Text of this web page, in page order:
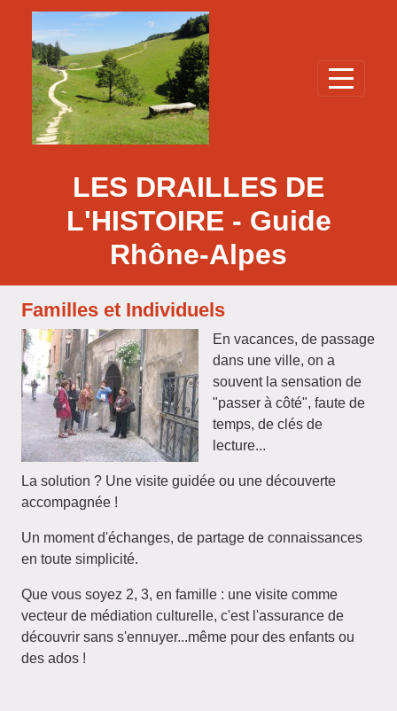
Panneau de gestion des cookies
LES DRAILLES DE
L'HISTOIRE - Guide
Rhône-Alpes
Familles et Individuels
En vacances, de passage
dans une ville, on a
souvent la sensation de
"passer à côté", faute de
temps, de clés de
lecture...
La solution ? Une visite guidée ou une découverte
accompagnée !
Un moment d'échanges, de partage de connaissances
en toute simplicité.
Que vous soyez 2, 3, en famille : une visite comme
vecteur de médiation culturelle, c'est l'assurance de
découvrir sans s'ennuyer...même pour des enfants ou
des ados !